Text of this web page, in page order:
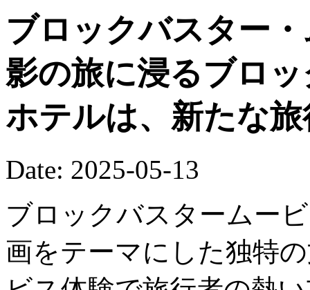
ブロックバスター
影の旅に浸るブロ
ホテルは、新たな
Date: 2025-05-13
ブロックバスタームー
画をテーマにした独特